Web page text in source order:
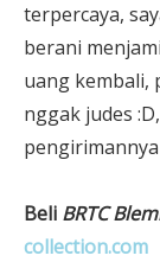
terpercaya,
berani
uang kembali,
nggak judes
Beli BRTC
collection.com